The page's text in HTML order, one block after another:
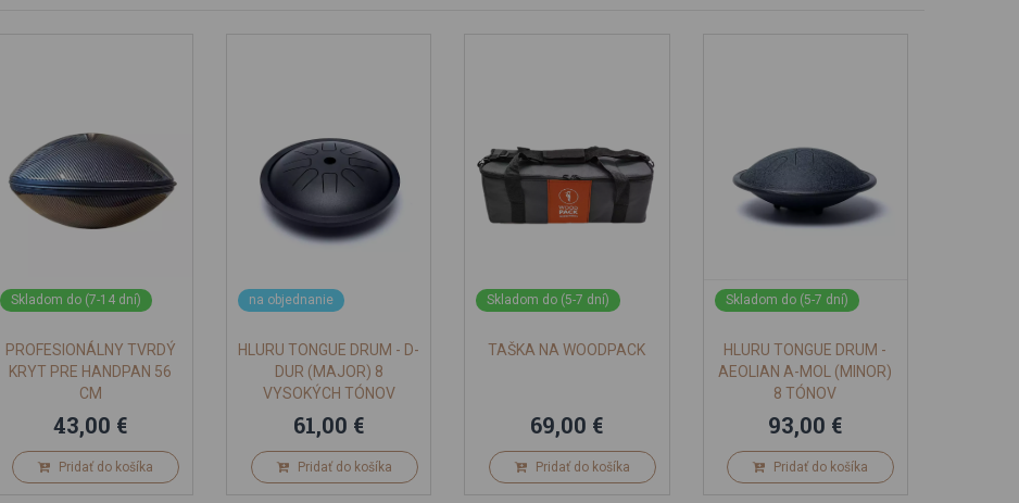
Skladom do (7-14 dní)
PROFESIONÁLNY TVRDÝ
KRYT PRE HANDPAN 56
CM
43,00 €
Pridať do košíka
na objednanie
HLURU TONGUE DRUM - D-
DUR (MAJOR) 8
VYSOKÝCH TÓNOV
ČIERNY
61,00 €
Pridať do košíka
Skladom do (5-7 dní)
TAŠKA NA WOODPACK
69,00 €
Pridať do košíka
Skladom do (5-7 dní)
HLURU TONGUE DRUM -
AEOLIAN A-MOL (MINOR)
8 TÓNOV
93,00 €
Pridať do košíka